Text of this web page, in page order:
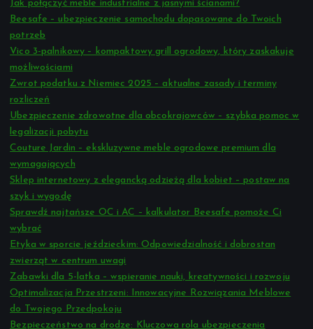
Jak połączyć meble industrialne z jasnymi ścianami?
Beesafe – ubezpieczenie samochodu dopasowane do Twoich
potrzeb
Vico 3-palnikowy – kompaktowy grill ogrodowy, który zaskakuje
możliwościami
Zwrot podatku z Niemiec 2025 – aktualne zasady i terminy
rozliczeń
Ubezpieczenie zdrowotne dla obcokrajowców – szybka pomoc w
legalizacji pobytu
Couture Jardin – ekskluzywne meble ogrodowe premium dla
wymagających
Sklep internetowy z elegancką odzieżą dla kobiet – postaw na
szyk i wygodę
Sprawdź najtańsze OC i AC – kalkulator Beesafe pomoże Ci
wybrać
Etyka w sporcie jeździeckim: Odpowiedzialność i dobrostan
zwierząt w centrum uwagi
Zabawki dla 5-latka – wspieranie nauki, kreatywności i rozwoju
Optimalizacja Przestrzeni: Innowacyjne Rozwiązania Meblowe
do Twojego Przedpokoju
Bezpieczeństwo na drodze: Kluczowa rola ubezpieczenia